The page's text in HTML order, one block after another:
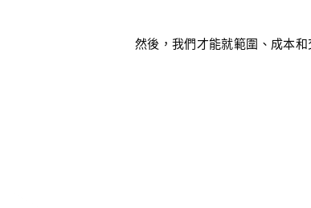
然後，我們才能就範圍、成本